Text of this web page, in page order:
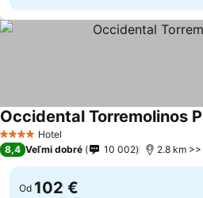
4 Počet hviezdičiek
Hotel
Occidental Torremolinos
8,4 Veľmi dobré 10 002 2.8 km
Od 102 €